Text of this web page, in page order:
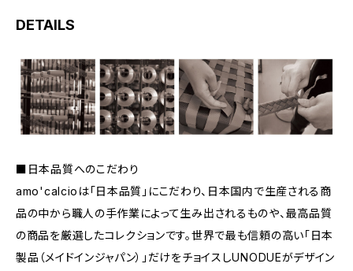
DETAILS
■日本品質へのこだわり
amo'calcioは「日本品質」にこだわり、日本国内で生産される商
品の中から職人の手作業によって生み出されるものや、最高品質
の商品を厳選したコレクションです。世界で最も信頼の高い「日本
製品（メイドインジャパン）」だけをチョイスしUNODUEがデザイン